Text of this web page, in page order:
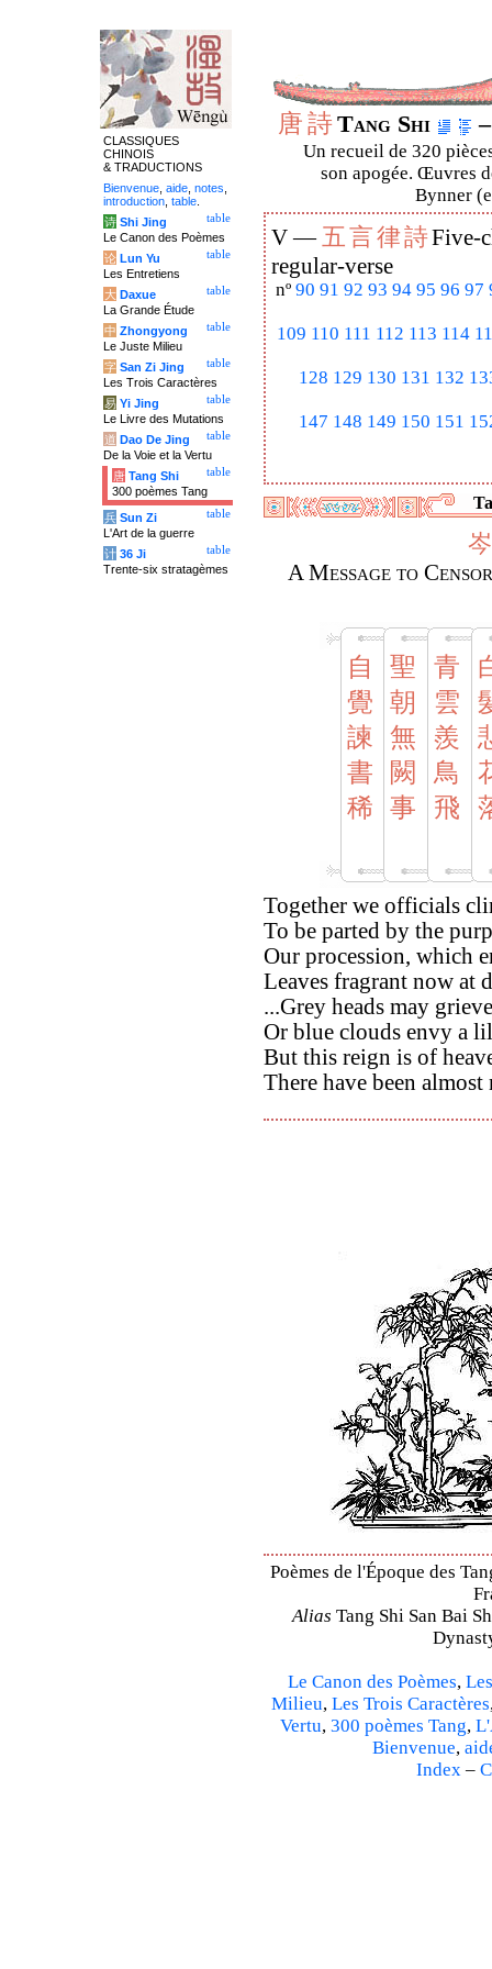
唐詩Tang Shi
Un recueil de 320
son apogée. Œuvres
Bynner
V —五言律詩Five-
regular-verse
nº 90 91 92 93 94 95 96 97
109 110 111 112 113 114
128 129 130 131 132
147 148 149 150 151
岑
A Message to
自
覺
諫
書
稀
聖
朝
無
闕
事
青
雲
羨
鳥
飛
Together we officials
To be parted by the
Our procession, which
Leaves fragrant now at
...Grey heads may
Or blue clouds envy a
But this reign is of
There have been
Poèmes de l'Époque des
Alias Tang Shi San Bai
Le Canon des Poèmes,
Milieu, Les Trois Caractères
Vertu, 300 poèmes Tang,
Bienvenue,
Index–
CLASSIQUES
CHINOIS
& TRADUCTIONS
Bienvenue aide notes
introduction table
table
诗 Shi Jing
Le Canon des Poèmes
table
论 Lun Yu
Les Entretiens
table
大 Daxue
La Grande Étude
table
中 Zhongyong
Le Juste Milieu
table
字 San Zi Jing
Les Trois Caractères
table
易 Yi Jing
Le Livre des Mutations
table
道 Dao De Jing
De la Voie et la Vertu
table
唐 Tang Shi
300 poèmes Tang
table
兵 Sun Zi
L'Art de la guerre
table
计 36 Ji
Trente-six stratagèmes